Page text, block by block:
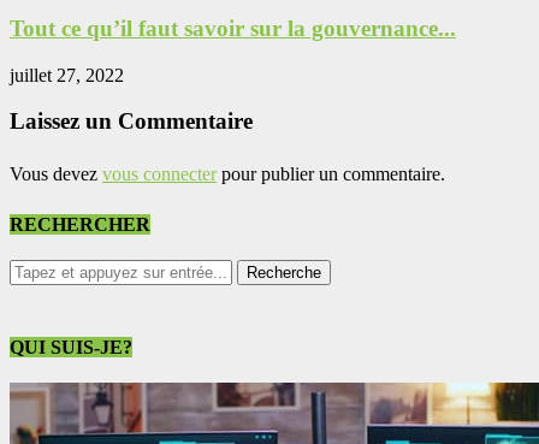
Tout ce qu’il faut savoir sur la gouvernance...
juillet 27, 2022
Laissez un Commentaire
Vous devez vous connecterpour publier un commentaire.
RECHERCHER
QUI SUIS-JE?